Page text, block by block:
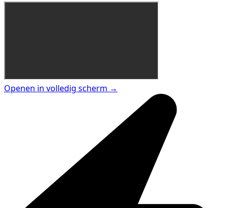
Openen in volledig scherm →